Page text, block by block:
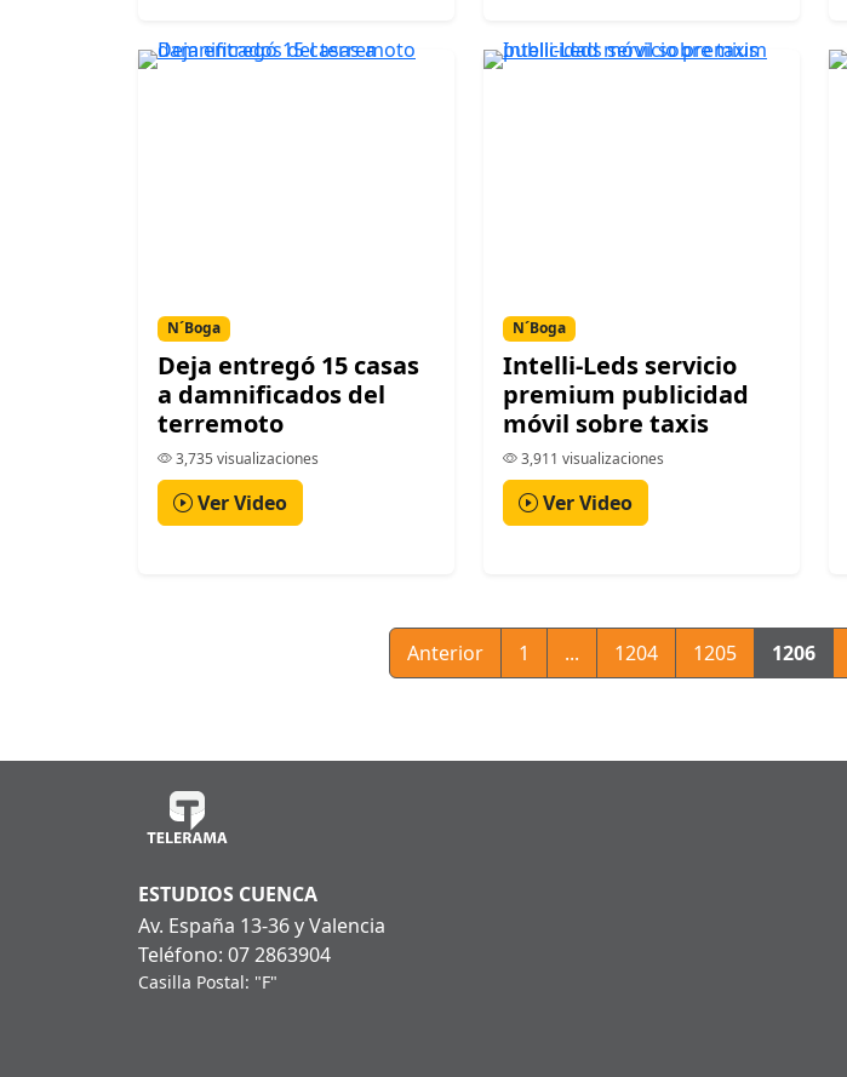
N´Boga
Deja entregó 15 casas
a damnificados del
terremoto
3,735 visualizaciones
Ver Video
N´Boga
Intelli-Leds servicio
premium publicidad
móvil sobre taxis
3,911 visualizaciones
Ver Video
Anterior 1 ... 1204 1205 1206
ESTUDIOS CUENCA
Av. España 13-36 y Valencia
Teléfono: 07 2863904
Casilla Postal: "F"